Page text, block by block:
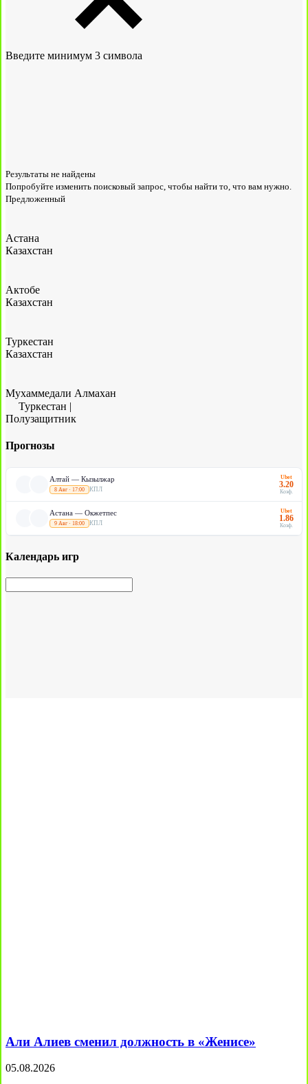
Введите минимум 3 символа
Результаты не найдены
Попробуйте изменить поисковый запрос, чтобы найти то, что вам нужно.
Предложенный
Астана
Казахстан
Актобе
Казахстан
Туркестан
Казахстан
Мухаммедали Алмахан
Туркестан |
Полузащитник
Прогнозы
Алтай — Кызылжар
8 Авг · 17:00 КПЛ
Ubet
3.20
Коэф.
Астана — Окжетпес
9 Авг · 18:00 КПЛ
Ubet
1.86
Коэф.
Календарь игр
Али Алиев сменил должность в «Женисе»
05.08.2026